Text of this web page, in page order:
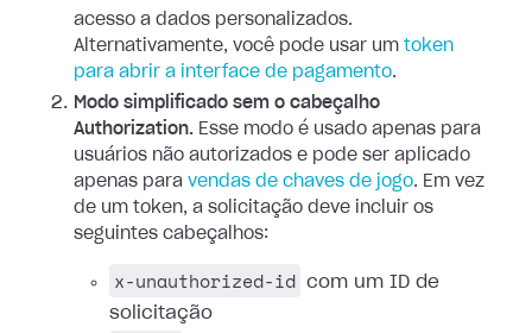
acesso a dados personalizados.
Alternativamente, você pode usar um token
para abrir a interface de pagamento.
Modo simplificado sem o cabeçalho
Authorization. Esse modo é usado apenas para
usuários não autorizados e pode ser aplicado
apenas para vendas de chaves de jogo. Em vez
de um token, a solicitação deve incluir os
seguintes cabeçalhos:
x-unauthorized-id com um ID de
solicitação